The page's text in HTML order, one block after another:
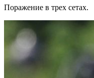
Поражение в трех сетах.